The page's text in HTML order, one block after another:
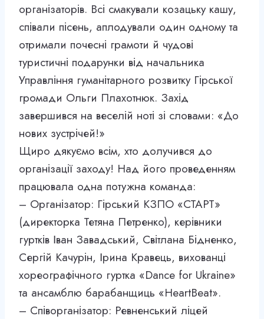
організаторів. Всі смакували козацьку кашу,
співали пісень, аплодували один одному та
отримали почесні грамоти й чудові
туристичні подарунки від начальника
Управління гуманітарного розвитку Гірської
громади Ольги Плахотнюк. Захід
завершився на веселій ноті зі словами: «До
нових зустрічей!»
Щиро дякуємо всім, хто долучився до
організації заходу! Над його проведенням
працювала одна потужна команда:
– Організатор: Гірський КЗПО «СТАРТ»
(директорка Тетяна Петренко), керівники
гуртків Іван Завадський, Світлана Бідненко,
Сергій Качурін, Ірина Кравець, вихованці
хореографічного гуртка «Dance for Ukraine»
та ансамблю барабанщиць «HeartBeat».
– Співорганізатор: Ревненський ліцей